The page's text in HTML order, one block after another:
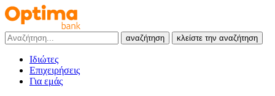
αναζήτηση κλείστε την αναζήτηση
Ιδιώτες
Επιχειρήσεις
Για εμάς